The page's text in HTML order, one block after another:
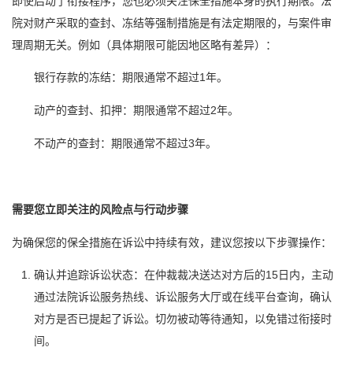
院对财产采取的查封、冻结等强制措施是有法定期限的，与案件审
理周期无关。例如（具体期限可能因地区略有差异）：
银行存款的冻结：期限通常不超过1年。
动产的查封、扣押：期限通常不超过2年。
不动产的查封：期限通常不超过3年。
需要您立即关注的风险点与行动步骤
为确保您的保全措施在诉讼中持续有效，建议您按以下步骤操作：
确认并追踪诉讼状态：在仲裁裁决送达对方后的15日内，主动
通过法院诉讼服务热线、诉讼服务大厅或在线平台查询，确认
对方是否已提起了诉讼。切勿被动等待通知，以免错过衔接时
间。